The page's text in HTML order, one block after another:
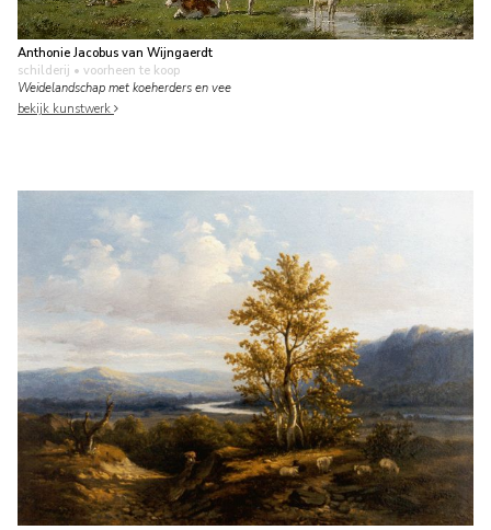
Anthonie Jacobus van Wijngaerdt
schilderij • voorheen te koop
Weidelandschap met koeherders en vee
bekijk kunstwerk